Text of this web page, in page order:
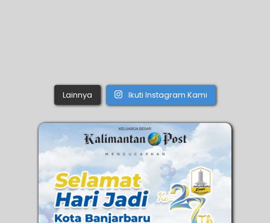
Lainnya Ikuti Instagram Kami